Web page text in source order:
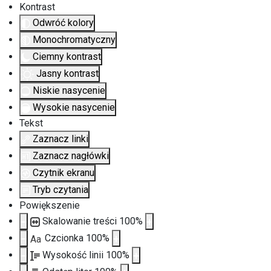
Kontrast
Odwróć kolory
Monochromatyczny
Ciemny kontrast
Jasny kontrast
Niskie nasycenie
Wysokie nasycenie
Tekst
Zaznacz linki
Zaznacz nagłówki
Czytnik ekranu
Tryb czytania
Powiększenie
Skalowanie treści 100%
Aa Czcionka 100%
Wysokość linii 100%